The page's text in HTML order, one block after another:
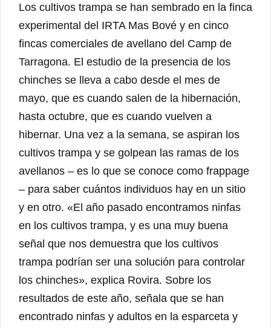
Los cultivos trampa se han sembrado en la finca
experimental del IRTA Mas Bové y en cinco
fincas comerciales de avellano del Camp de
Tarragona. El estudio de la presencia de los
chinches se lleva a cabo desde el mes de
mayo, que es cuando salen de la hibernación,
hasta octubre, que es cuando vuelven a
hibernar. Una vez a la semana, se aspiran los
cultivos trampa y se golpean las ramas de los
avellanos – es lo que se conoce como frappage
– para saber cuántos individuos hay en un sitio
y en otro. «El año pasado encontramos ninfas
en los cultivos trampa, y es una muy buena
señal que nos demuestra que los cultivos
trampa podrían ser una solución para controlar
los chinches», explica Rovira. Sobre los
resultados de este año, señala que se han
encontrado ninfas y adultos en la esparceta y